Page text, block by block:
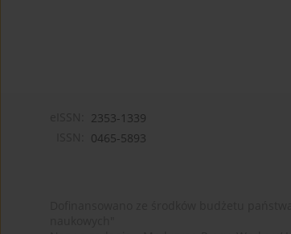
2353-1339
0465-5893